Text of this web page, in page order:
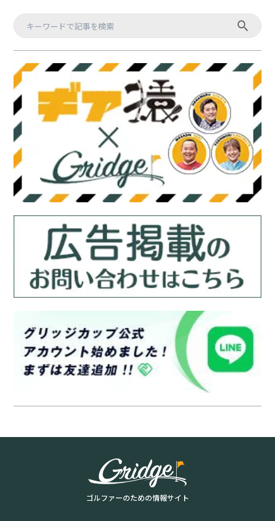
ゴルファーのための情報サイト